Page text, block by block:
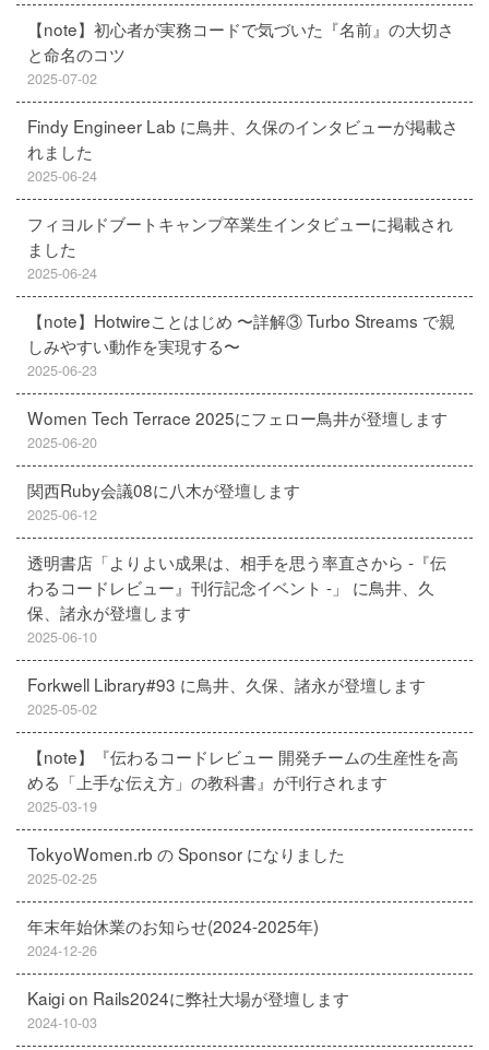
【note】初心者が実務コードで気づいた『名前』の大切さ
と命名のコツ
2025-07-02
Findy Engineer Lab に鳥井、久保のインタビューが掲載さ
れました
2025-06-24
フィヨルドブートキャンプ卒業生インタビューに掲載され
ました
2025-06-24
【note】Hotwireことはじめ 〜詳解③ Turbo Streams で親
しみやすい動作を実現する〜
2025-06-23
Women Tech Terrace 2025にフェロー鳥井が登壇します
2025-06-20
関西Ruby会議08に八木が登壇します
2025-06-12
透明書店「よりよい成果は、相手を思う率直さから -『伝
わるコードレビュー』刊行記念イベント -」 に鳥井、久
保、諸永が登壇します
2025-06-10
Forkwell Library#93 に鳥井、久保、諸永が登壇します
2025-05-02
【note】『伝わるコードレビュー 開発チームの生産性を高
める「上手な伝え方」の教科書』が刊行されます
2025-03-19
TokyoWomen.rb の Sponsor になりました
2025-02-25
年末年始休業のお知らせ(2024-2025年)
2024-12-26
Kaigi on Rails2024に弊社大場が登壇します
2024-10-03